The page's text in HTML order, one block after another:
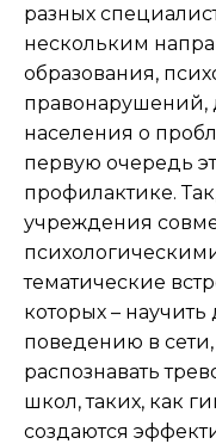
разных
нескольким
образования,
населения о
первую очередь
профилактике.
учреждения
тематические
которых – научить
поведению в
распознавать
школ, таких, как
создаются